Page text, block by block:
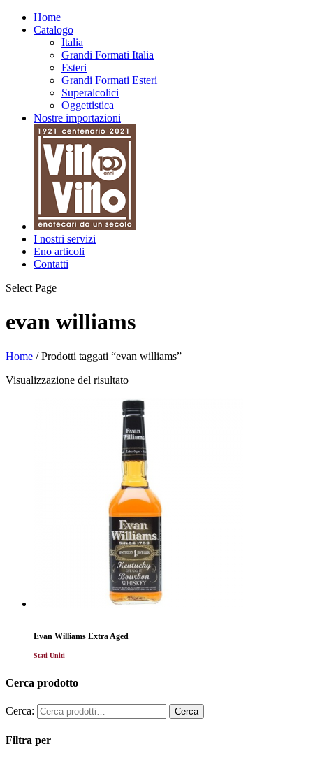
Home
Catalogo
Italia
Grandi Formati Italia
Esteri
Grandi Formati Esteri
Superalcolici
Oggettistica
Nostre importazioni
I nostri servizi
Eno articoli
Contatti
Select Page
evan williams
Home / Prodotti taggati “evan williams”
Visualizzazione del risultato
Evan Williams Extra Aged
Stati Uniti
Cerca prodotto
Cerca:
Filtra per